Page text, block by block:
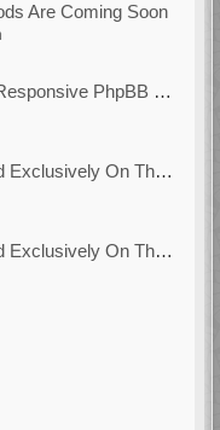
Are Coming Soon
PhpBB Theme
On ThemeForest
On ThemeForest